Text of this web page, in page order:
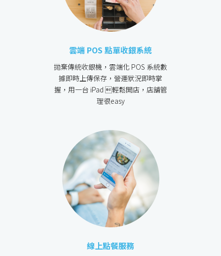
雲端 POS 點單收銀系統
拋棄傳統收銀機，雲端化 POS 系統數
據即時上傳保存，營運狀況即時掌
握，用一台 iPad 輕鬆開店，店舖管
理很easy
線上點餐服務